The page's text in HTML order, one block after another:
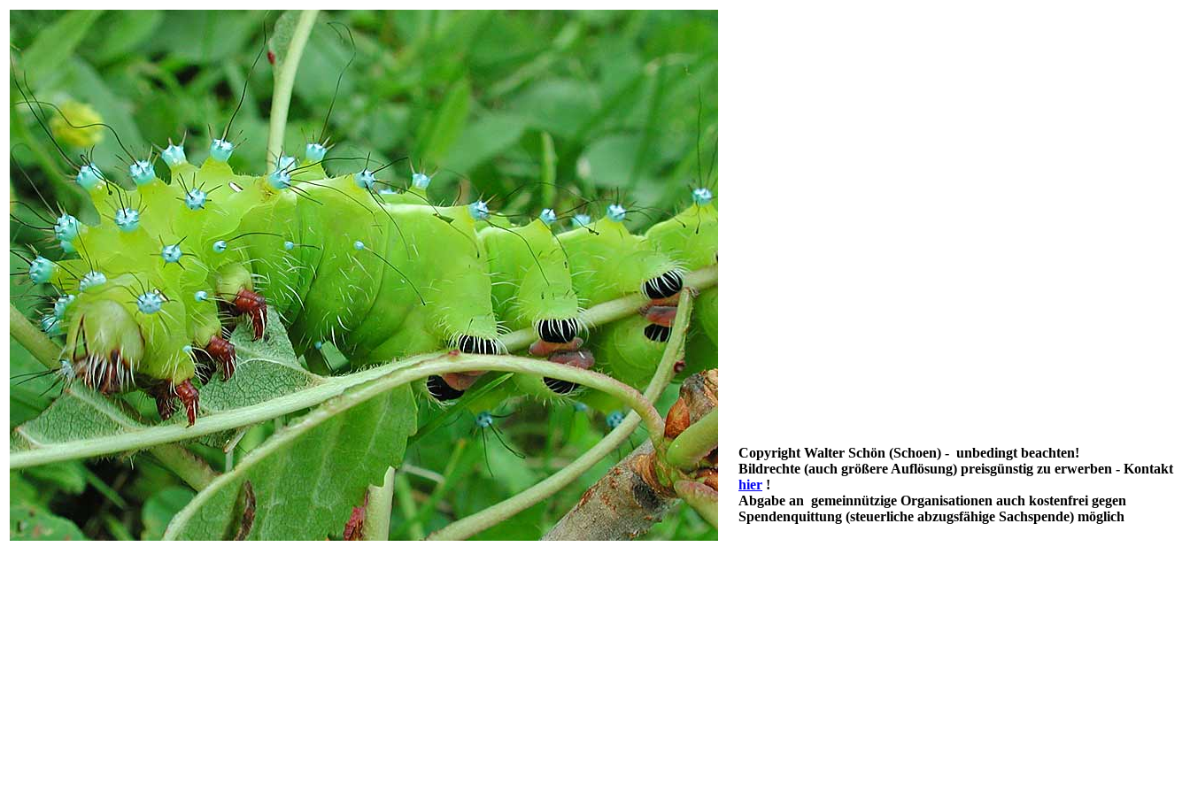
Copyright Walter Schön (Schoen) - unbedingt beachten!
Bildrechte (auch größere Auflösung) preisgünstig zu erwerben - Kontakt
hier !
Abgabe an gemeinnützige Organisationen auch kostenfrei gegen
Spendenquittung (steuerliche abzugsfähige Sachspende) möglich